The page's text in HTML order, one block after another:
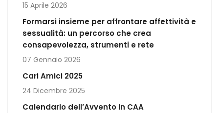
15 Aprile 2026
Formarsi insieme per affrontare affettività e
sessualità: un percorso che crea
consapevolezza, strumenti e rete
07 Gennaio 2026
Cari Amici 2025
24 Dicembre 2025
Calendario dell’Avvento in CAA